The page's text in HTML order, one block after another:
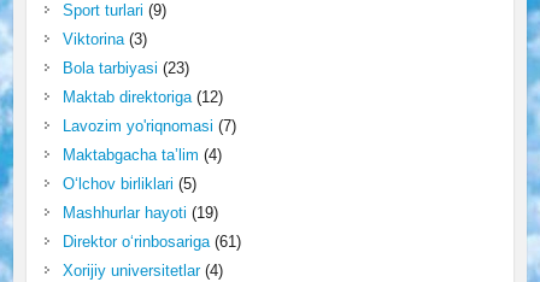
Sport turlari (9)
Viktorina(3)
Bola tarbiyasi (23)
Maktab direktoriga(12)
Lavozim yo'riqnomasi (7)
Maktabgacha ta’lim (4)
O‘lchov birliklari (5)
Mashhurlar hayoti (19)
Direktor o‘rinbosariga(61)
Xorijiy universitetlar(4)